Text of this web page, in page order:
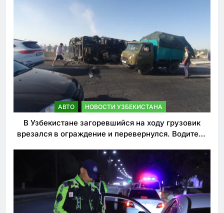
АВТО НОВОСТИ УЗБЕКИСТАНА
В Узбекистане загоревшийся на ходу грузовик
врезался в ограждение и перевернулся. Водитель